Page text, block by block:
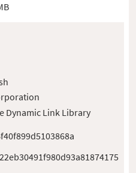
Dynamic Link Library